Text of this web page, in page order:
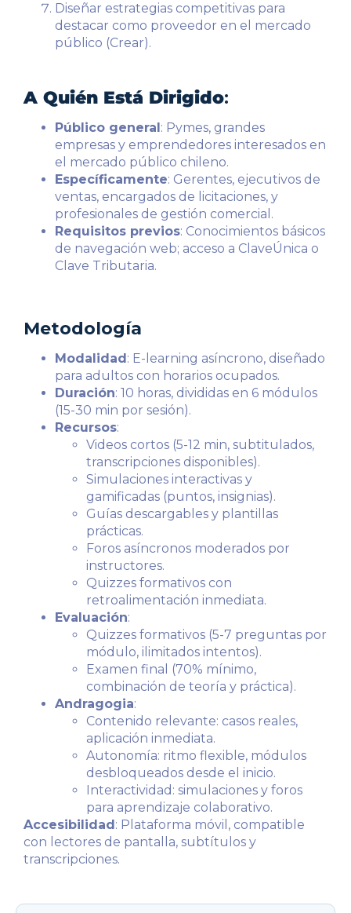
Diseñar estrategias competitivas para
destacar como proveedor en el mercado
público (Crear).
A Quién Está Dirigido:
Público general: Pymes, grandes
empresas y emprendedores interesados en
el mercado público chileno.
Específicamente: Gerentes, ejecutivos de
ventas, encargados de licitaciones, y
profesionales de gestión comercial.
Requisitos previos: Conocimientos básicos
de navegación web; acceso a ClaveÚnica o
Clave Tributaria.
Metodología
Modalidad: E-learning asíncrono, diseñado
para adultos con horarios ocupados.
Duración: 10 horas, divididas en 6 módulos
(15-30 min por sesión).
Recursos:
Videos cortos (5-12 min, subtitulados,
transcripciones disponibles).
Simulaciones interactivas y
gamificadas (puntos, insignias).
Guías descargables y plantillas
prácticas.
Foros asíncronos moderados por
instructores.
Quizzes formativos con
retroalimentación inmediata.
Evaluación:
Quizzes formativos (5-7 preguntas por
módulo, ilimitados intentos).
Examen final (70% mínimo,
combinación de teoría y práctica).
Andragogia:
Contenido relevante: casos reales,
aplicación inmediata.
Autonomía: ritmo flexible, módulos
desbloqueados desde el inicio.
Interactividad: simulaciones y foros
para aprendizaje colaborativo.
Accesibilidad: Plataforma móvil, compatible
con lectores de pantalla, subtítulos y
transcripciones.